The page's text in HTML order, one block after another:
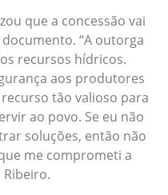
que a concessão vai
“A outorga
recursos hídricos.
aos produtores
tão valioso para
ao povo. Se eu não
soluções, então não
me comprometi a